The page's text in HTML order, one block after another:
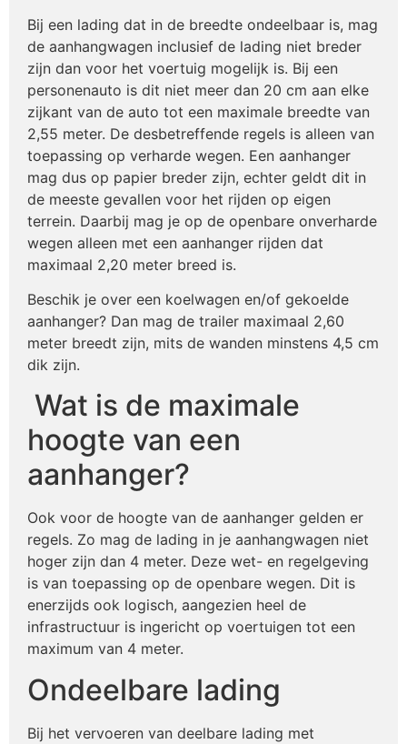
Bij een lading dat in de breedte ondeelbaar is, mag
de aanhangwagen inclusief de lading niet breder
zijn dan voor het voertuig mogelijk is. Bij een
personenauto is dit niet meer dan 20 cm aan elke
zijkant van de auto tot een maximale breedte van
2,55 meter. De desbetreffende regels is alleen van
toepassing op verharde wegen. Een aanhanger
mag dus op papier breder zijn, echter geldt dit in
de meeste gevallen voor het rijden op eigen
terrein. Daarbij mag je op de openbare onverharde
wegen alleen met een aanhanger rijden dat
maximaal 2,20 meter breed is.
Beschik je over een koelwagen en/of gekoelde
aanhanger? Dan mag de trailer maximaal 2,60
meter breedt zijn, mits de wanden minstens 4,5 cm
dik zijn.
Wat is de maximale
hoogte van een
aanhanger?
Ook voor de hoogte van de aanhanger gelden er
regels. Zo mag de lading in je aanhangwagen niet
hoger zijn dan 4 meter. Deze wet- en regelgeving
is van toepassing op de openbare wegen. Dit is
enerzijds ook logisch, aangezien heel de
infrastructuur is ingericht op voertuigen tot een
maximum van 4 meter.
Ondeelbare lading
Bij het vervoeren van deelbare lading met